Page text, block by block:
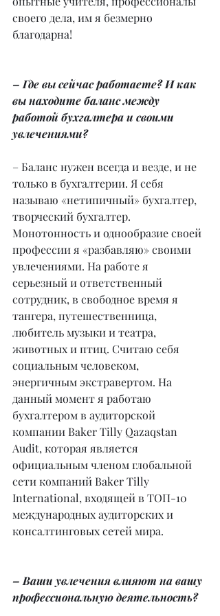
своего дела, им я безмерно
благодарна!
– Где вы сейчас работаете? И как
вы находите баланс между
работой бухгалтера и своими
увлечениями?
– Баланс нужен всегда и везде, и не
только в бухгалтерии. Я себя
называю «нетипичный» бухгалтер,
творческий бухгалтер.
Монотонность и однообразие своей
профессии я «разбавляю» своими
увлечениями. На работе я
серьезный и ответственный
сотрудник, в свободное время я
тангера, путешественница,
любитель музыки и театра,
животных и птиц. Считаю себя
социальным человеком,
энергичным экстравертом. На
данный момент я работаю
бухгалтером в аудиторской
компании Baker Tilly Qazaqstan
Audit, которая является
официальным членом глобальной
сети компаний Baker Tilly
International, входящей в ТОП-10
международных аудиторских и
консалтинговых сетей мира.
– Ваши увлечения влияют на вашу
профессиональную деятельность?